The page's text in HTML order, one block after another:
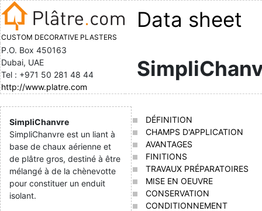
CUSTOM DECORATIVE PLASTERS
Data sheet
P.O. Box 450163
Dubai, UAE
Tel : +971 50 281 48 44
http://www.platre.com
SimpliChanvre
SimpliChanvre est un liant à
base de chaux aérienne et
de plâtre gros, destiné à être
mélangé à de la chènevotte
pour constituer un enduit
isolant.
DÉFINITION
CHAMPS D'APPLICATION
AVANTAGES
FINITIONS
TRAVAUX PRÉPARATOIRES
MISE EN OEUVRE
CONSERVATION
CONDITIONNEMENT